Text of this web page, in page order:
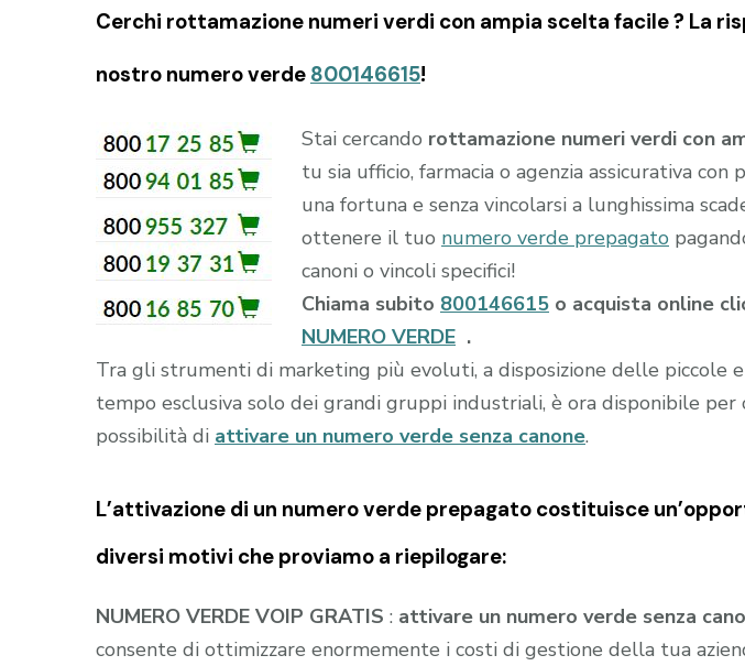
Cerchi rottamazione numeri verdi con ampia scelta facile ? La
nostro numero verde 800146615!
Stai cercando rottamazione numeri verdi con
tu sia ufficio, farmacia o agenzia assicurativa con
una fortuna e senza vincolarsi a lunghissima
ottenere il tuo numero verde prepagato
canoni o vincoli specifici!
Chiama subito 800146615 o acquista online
NUMERO VERDE .
Tra gli strumenti di marketing più evoluti, a disposizione delle piccole
tempo esclusiva solo dei grandi gruppi industriali, è ora disponibile per
possibilità di attivare un numero verde senza canone.
L’attivazione di un numero verde prepagato costituisce
diversi motivi che proviamo a riepilogare:
NUMERO VERDE VOIP GRATIS : attivare un numero verde senza
consente di ottimizzare enormemente i costi di gestione della tua